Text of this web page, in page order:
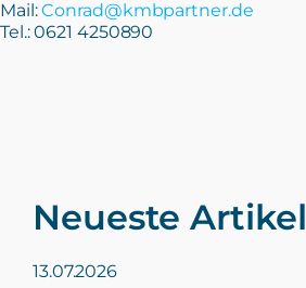
Mail:Conrad@kmbpartner.de
Tel.: 0621 4250890
Neueste Artikel
13.07.2026